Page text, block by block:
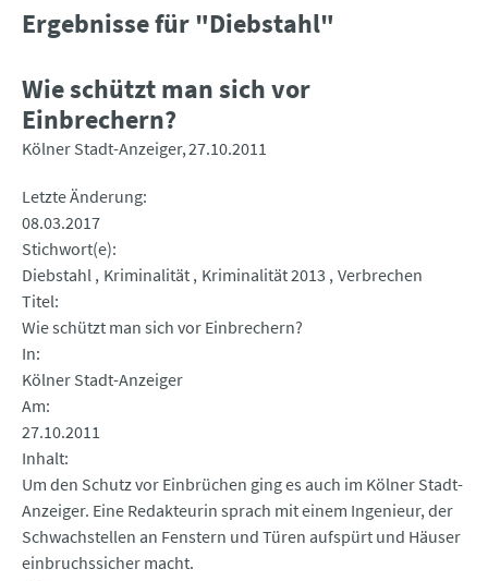
Ergebnisse für "Diebstahl"
Wie schützt man sich vor
Einbrechern?
Kölner Stadt-Anzeiger 27.10.2011
Letzte Änderung
08.03.2017
Stichwort(e)
Diebstahl Kriminalität Kriminalität 2013 Verbrechen
Titel
Wie schützt man sich vor Einbrechern?
In
Kölner Stadt-Anzeiger
Am
27.10.2011
Inhalt
Um den Schutz vor Einbrüchen ging es auch im Kölner Stadt-
Anzeiger. Eine Redakteurin sprach mit einem Ingenieur, der
Schwachstellen an Fenstern und Türen aufspürt und Häuser
einbruchssicher macht.